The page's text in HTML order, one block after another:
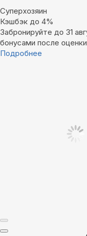
Суперхозяин
Кэшбэк до 4%
Забронируйте до 31
бонусами после
Подробнее